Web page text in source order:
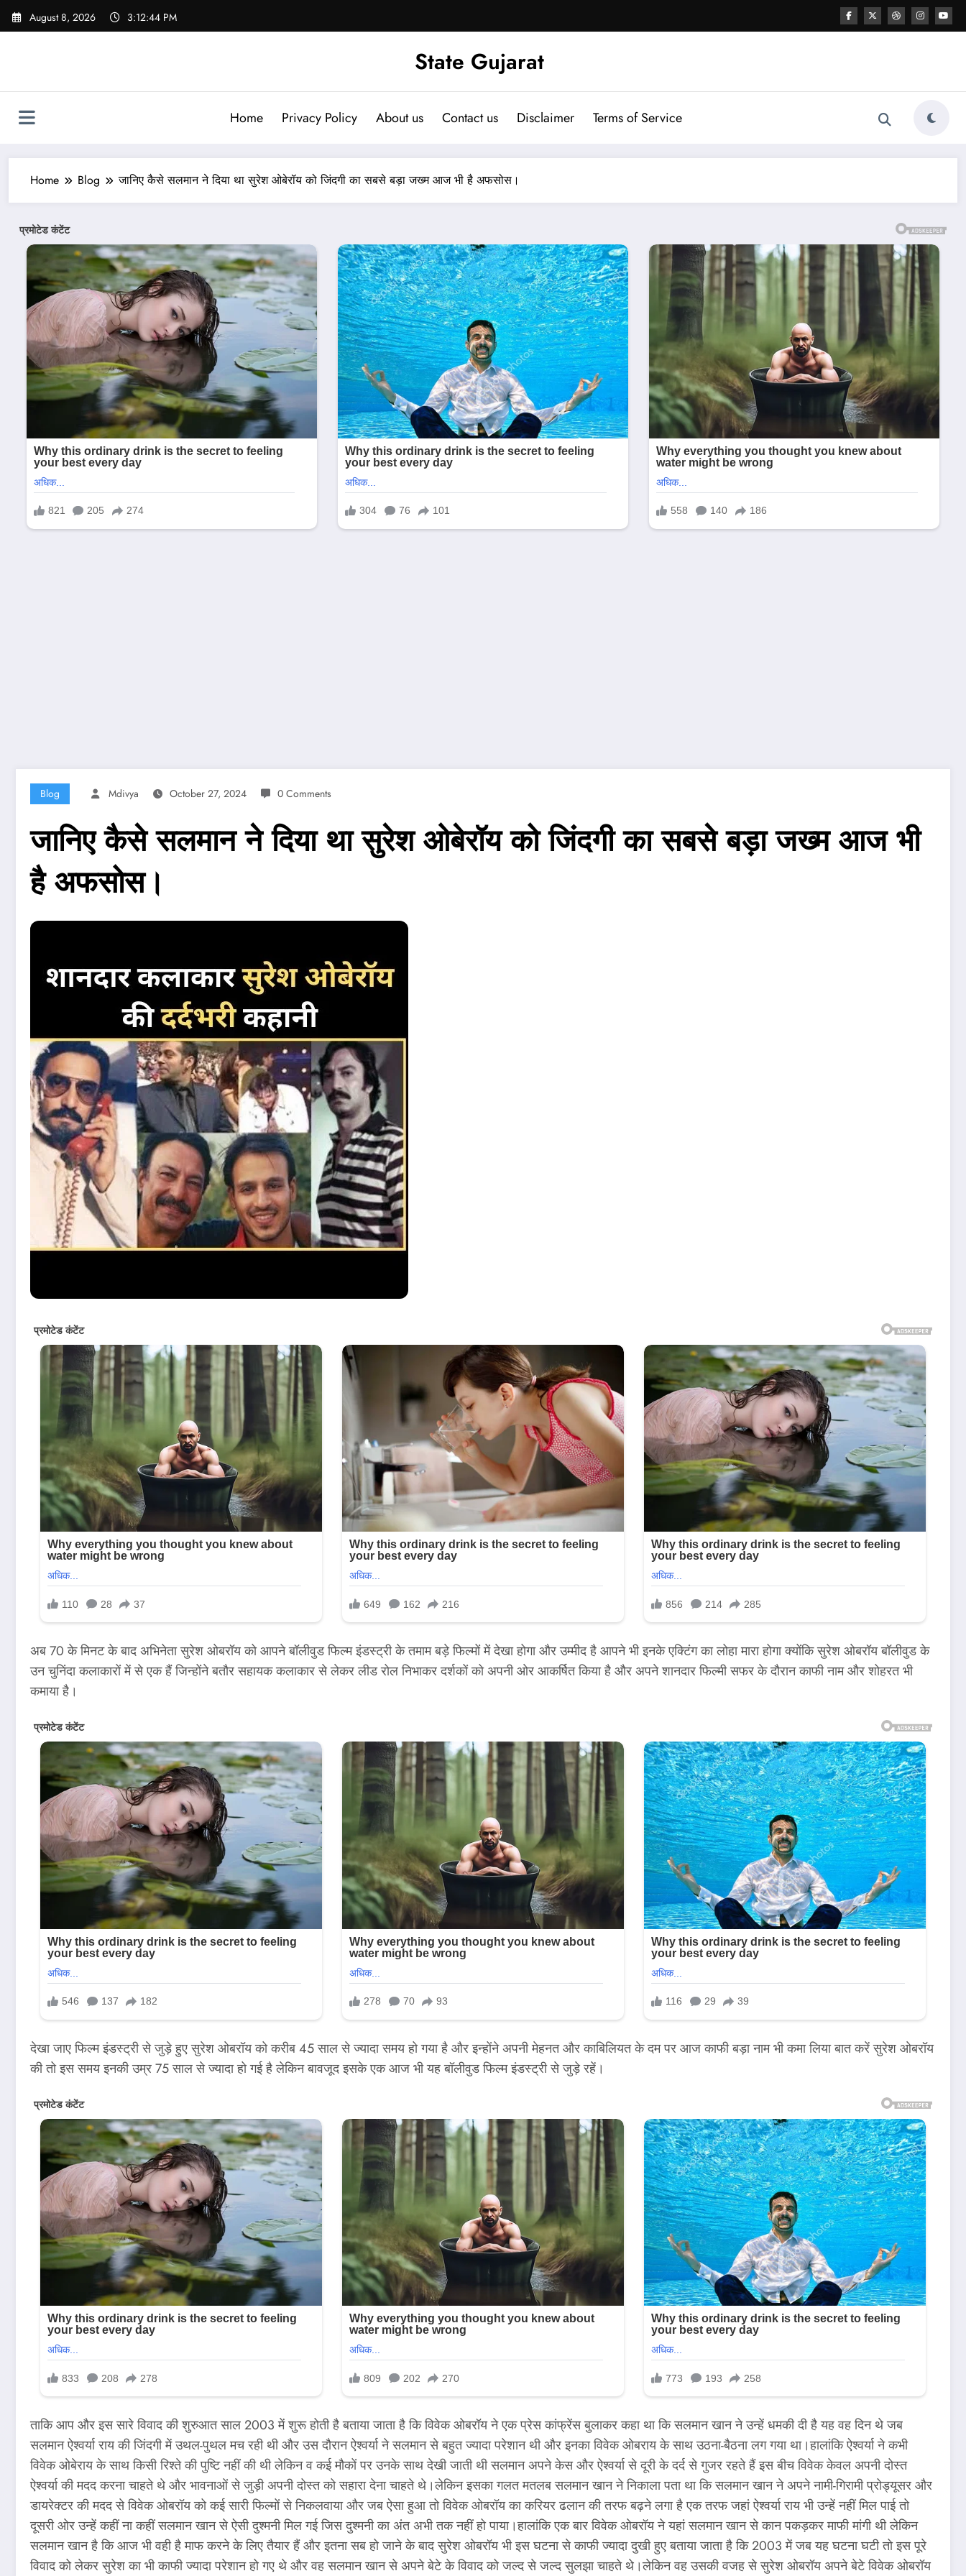
Skip
August 8, 2026 3:12:46 PM
State Gujarat
Home Privacy Policy About us Contact us Disclaimer Terms of Service
Home Blog जानिए कैसे सलमान ने दिया था सुरेश ओबेरॉय को जिंदगी का सबसे बड़ा जख्म आज भी है अफसोस।
Blog Mdivya October 27, 2024 0 Comments
जानिए कैसे सलमान ने दिया था सुरेश ओबेरॉय को जिंदगी का सबसे बड़ा जख्म आज भी
है अफसोस।
अब 70 के मिनट के बाद अभिनेता सुरेश ओबरॉय को आपने बॉलीवुड फिल्म इंडस्ट्री के तमाम बड़े फिल्मों में देखा होगा और उम्मीद है आपने भी इनके एक्टिंग का लोहा मारा होगा क्योंकि सुरेश ओबरॉय बॉलीवुड के
उन चुनिंदा कलाकारों में से एक हैं जिन्होंने बतौर सहायक कलाकार से लेकर लीड रोल निभाकर दर्शकों को अपनी ओर आकर्षित किया है और अपने शानदार फिल्मी सफर के दौरान काफी नाम और शोहरत भी
कमाया है।
देखा जाए फिल्म इंडस्ट्री से जुड़े हुए सुरेश ओबरॉय को करीब 45 साल से ज्यादा समय हो गया है और इन्होंने अपनी मेहनत और काबिलियत के दम पर आज काफी बड़ा नाम भी कमा लिया बात करें सुरेश ओबरॉय
की तो इस समय इनकी उम्र 75 साल से ज्यादा हो गई है लेकिन बावजूद इसके एक आज भी यह बॉलीवुड फिल्म इंडस्ट्री से जुड़े रहें।
ताकि आप और इस सारे विवाद की शुरुआत साल 2003 में शुरू होती है बताया जाता है कि विवेक ओबरॉय ने एक प्रेस कांफ्रेंस बुलाकर कहा था कि सलमान खान ने उन्हें धमकी दी है यह वह दिन थे जब
सलमान ऐश्वर्या राय की जिंदगी में उथल-पुथल मच रही थी और उस दौरान ऐश्वर्या ने सलमान से बहुत ज्यादा परेशान थी और इनका विवेक ओबराय के साथ उठना-बैठना लग गया था।हालांकि ऐश्वर्या ने कभी
विवेक ओबेराय के साथ किसी रिश्ते की पुष्टि नहीं की थी लेकिन व कई मौकों पर उनके साथ देखी जाती थी सलमान अपने केस और ऐश्वर्या से दूरी के दर्द से गुजर रहते हैं इस बीच विवेक केवल अपनी दोस्त
ऐश्वर्या की मदद करना चाहते थे और भावनाओं से जुड़ी अपनी दोस्त को सहारा देना चाहते थे।लेकिन इसका गलत मतलब सलमान खान ने निकाला पता था कि सलमान खान ने अपने नामी-गिरामी प्रोड्यूसर और
डायरेक्टर की मदद से विवेक ओबरॉय को कई सारी फिल्मों से निकलवाया और जब ऐसा हुआ तो विवेक ओबरॉय का करियर ढलान की तरफ बढ़ने लगा है एक तरफ जहां ऐश्वर्या राय भी उन्हें नहीं मिल पाई तो
दूसरी ओर उन्हें कहीं ना कहीं सलमान खान से ऐसी दुश्मनी मिल गई जिस दुश्मनी का अंत अभी तक नहीं हो पाया।हालांकि एक बार विवेक ओबरॉय ने यहां सलमान खान से कान पकड़कर माफी मांगी थी लेकिन
सलमान खान है कि आज भी वही है माफ करने के लिए तैयार हैं और इतना सब हो जाने के बाद सुरेश ओबरॉय भी इस घटना से काफी ज्यादा दुखी हुए बताया जाता है कि 2003 में जब यह घटना घटी तो इस पूरे
विवाद को लेकर सुरेश का भी काफी ज्यादा परेशान हो गए थे और वह सलमान खान से अपने बेटे के विवाद को जल्द से जल्द सुलझा चाहते थे।लेकिन वह उसकी वजह से सुरेश ओबरॉय अपने बेटे विवेक ओबरॉय